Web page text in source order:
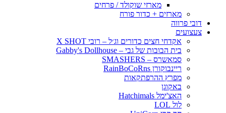
מארזי שוקולד / פרחים
מארזים + כדור פורח
דובי פרווה
צעצועים
אקדחי חצים כדורים וג׳ל – רובי X SHOT
בית הבובות של גבי – Gabby's Dollhouse
סמאשרס – SMASHERS
ריינבוקורן RainBoCoRns
מפרץ ההרפתקאות
באקוגן
האצ'ימל Hatchimals
לול LOL